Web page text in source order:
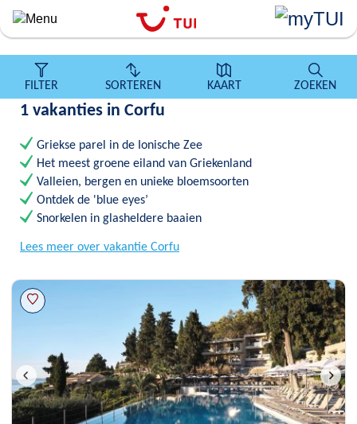
Overslaan
algemene
inhoud
FILTER SORTEREN KAART ZOEKEN
1 vakanties in Corfu
Griekse parel in de Ionische Zee
Het meest groene eiland van Griekenland
Valleien, bergen en unieke bloemsoorten
Ontdek de 'blue eyes’
Snorkelen in glasheldere baaien
Lees meer over vakantie Corfu